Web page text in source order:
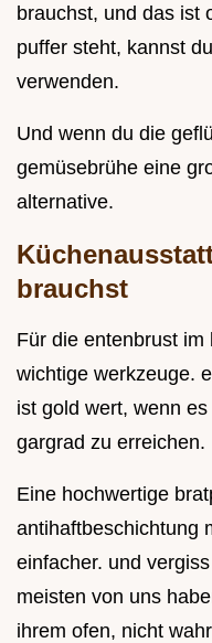
brauchst, und das ist
puffer steht, kannst
verwenden.
Und wenn du die
gemüsebrühe eine
alternative.
brauchst
Für die entenbrust
wichtige werkzeuge.
ist gold wert, wenn
gargrad zu erreichen.
Eine hochwertige
antihaftbeschichtung
einfacher. und
meisten von uns
ihrem ofen, nicht